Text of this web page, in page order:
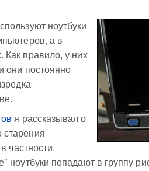
ноутбуки
а в
Как правило, у них
они постоянно
я рассказывал о
старения
частности,
ноутбуки попадают в группу